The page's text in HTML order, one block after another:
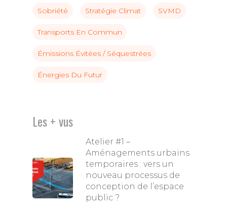
Sobriété Stratégie Climat SVMD
Transports En Commun
Émissions Évitées / Séquestrées
Énergies Du Futur
Les + vus
Atelier #1 –
Aménagements urbains
temporaires : vers un
nouveau processus de
conception de l’espace
public ?